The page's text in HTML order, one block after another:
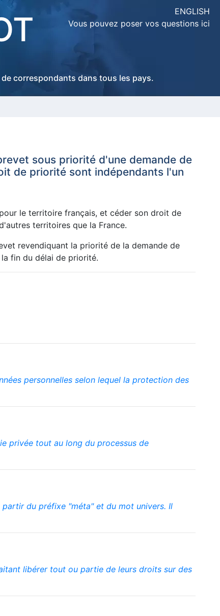
de correspondants dans tous les pays.
ENGLISH
Vous pouvez poser vos questions ici
sous priorité d'une demande de
de priorité sont indépendants l'un
le territoire français, et céder son droit de
territoires que la France.
revendiquant la priorité de la demande de
fin du délai de priorité.
personnelles selon lequel la protection des
privée tout au long du processus de
du préfixe "méta" et du mot univers. Il
libérer tout ou partie de leurs droits sur des